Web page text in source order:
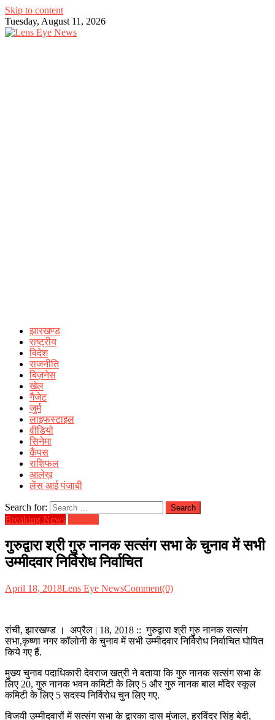
Skip to content
Tuesday, August 11, 2026
झारखण्ड
राष्ट्रीय
विदेश
राजनीति
बिज़नेस
खेल
गैजेट
जुर्म
लाइफस्टाइल
वीडियो
सिनेमा
कैंपस
राशिफल
आलेख़
लेंस आई पंजाबी
Search for:
Breaking News
गुरुद्वारा श्री गुरु नानक सत्संग सभा के चुनाव में सभी
उम्मीदवार निर्विरोध निर्वाचित
April 18, 2018Lens Eye NewsComment(0)
रांची, झारखण्ड । अप्रैल | 18, 2018 :: गुरुद्वारा श्री गुरु नानक सत्संग
सभा,कृष्णा नगर कॉलोनी के चुनाव में सभी उम्मीदवार निर्विरोध निर्वाचित घोषित
किये गए हैं.
मुख्य चुनाव पदाधिकारी देवराज खत्री ने बताया कि गुरु नानक सत्संग सभा के
लिए 20, गुरु नानक भवन कमिटी के लिए 5 और गुरु नानक बाल मंदिर स्कूल
कमिटी के लिए 5 सदस्य निर्विरोध चुन लिए गए.
विजयी उम्मीदवारों में सत्संग सभा के द्वारका दास मुंजाल, हरविंदर सिंह बेदी,